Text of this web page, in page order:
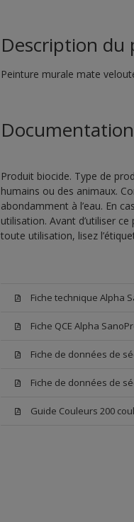
Description du
Peinture murale mate
Produit biocide. Type de
humains ou des animaux.
abondamment à l’eau. En
utilisation. Avant d’utiliser
toute utilisation, lisez
Fiche technique Alpha
Fiche QCE Alpha
Fiche de données de
Fiche de données de
Guide Couleurs 200